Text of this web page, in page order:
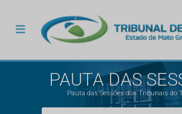
PAUTA DAS
Pauta das Sessões dos Tribunais do